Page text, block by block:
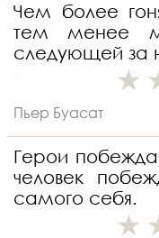
Чем более
тем менее
следующей за
Пьер Буасат
Герои
человек
самого себя.